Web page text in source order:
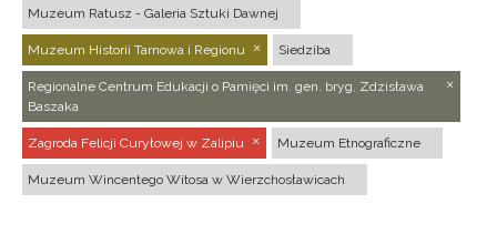
Muzeum Ratusz - Galeria Sztuki Dawnej
Muzeum Historii Tarnowa i Regionu Siedziba
Regionalne Centrum Edukacji o Pamięci im. gen. bryg. Zdzisława
Baszaka
Zagroda Felicji Curyłowej w Zalipiu Muzeum Etnograficzne
Muzeum Wincentego Witosa w Wierzchosławicach